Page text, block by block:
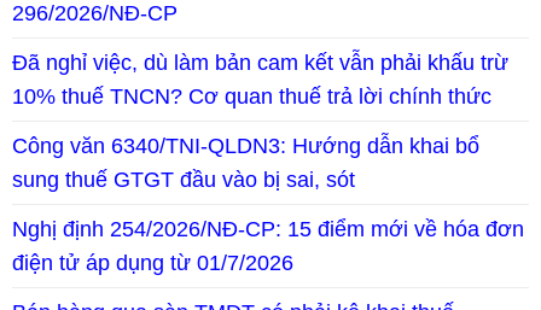
296/2026/NĐ-CP
Đã nghỉ việc, dù làm bản cam kết vẫn phải khấu trừ
10% thuế TNCN? Cơ quan thuế trả lời chính thức
Công văn 6340/TNI-QLDN3: Hướng dẫn khai bổ
sung thuế GTGT đầu vào bị sai, sót
Nghị định 254/2026/NĐ-CP: 15 điểm mới về hóa đơn
điện tử áp dụng từ 01/7/2026